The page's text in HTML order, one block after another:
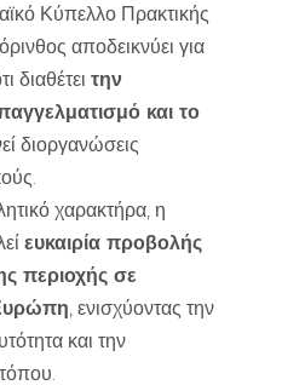
Κύπελλο Πρακτικής
αποδεικνύει για
διαθέτει την
και το
διοργανώσεις
χαρακτήρα, η
ευκαιρία προβολής
περιοχής σε
, ενισχύοντας την
και την